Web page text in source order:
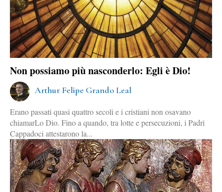
Non possiamo più nasconderlo: Egli è Dio!
Arthur Felipe Grando Leal
Erano passati quasi quattro secoli e i cristiani non osavano
chiamarLo Dio. Fino a quando, tra lotte e persecuzioni, i Padri
Cappadoci attestarono la...